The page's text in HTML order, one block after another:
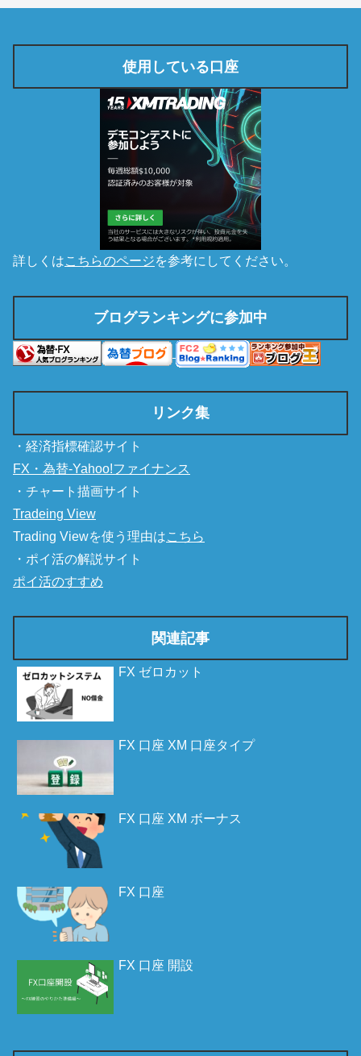
使用している口座
詳しくはこちらのページを参考にしてください。
ブログランキングに参加中
リンク集
・経済指標確認サイト
FX・為替-Yahoo!ファイナンス
・チャート描画サイト
Tradeing View
Trading Viewを使う理由はこちら
・ポイ活の解説サイト
ポイ活のすすめ
関連記事
FX ゼロカット
FX 口座 XM 口座タイプ
FX 口座 XM ボーナス
FX 口座
FX 口座 開設